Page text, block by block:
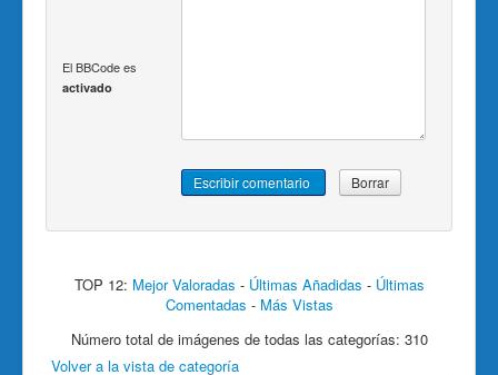
El BBCode es
activado
TOP 12: Mejor Valoradas - Últimas Añadidas - Últimas
Comentadas - Más Vistas
Número total de imágenes de todas las categorías: 310
Volver a la vista de categoría